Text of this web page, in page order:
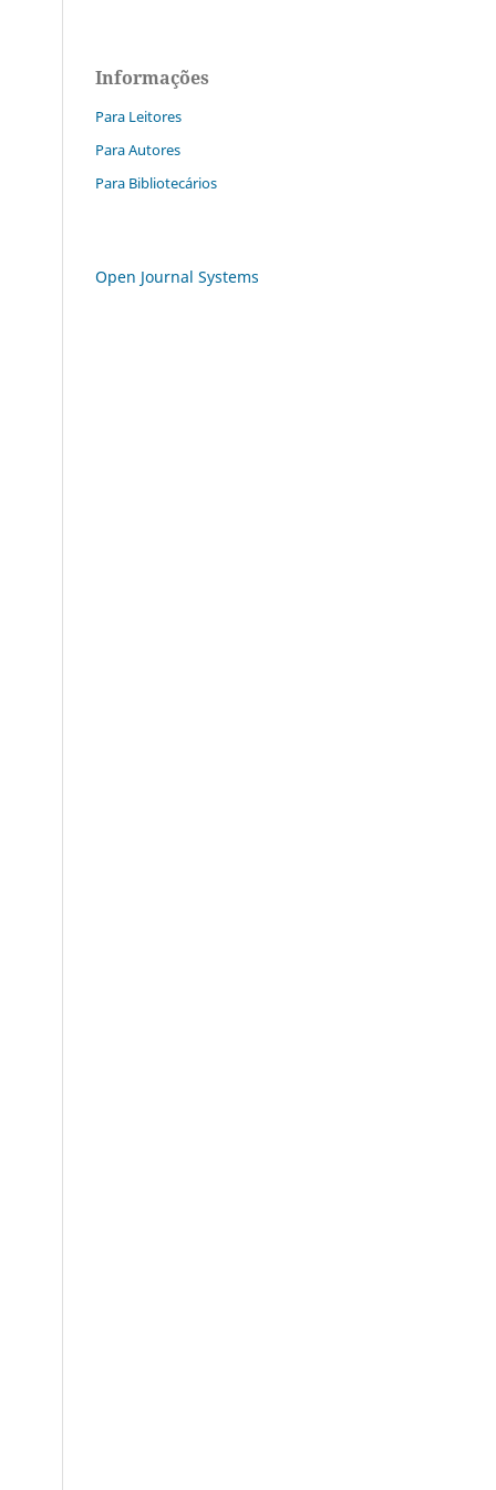
Informações
Para Leitores
Para Autores
Para Bibliotecários
Open Journal Systems